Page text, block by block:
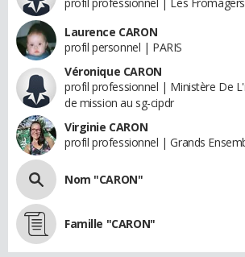
Laurence CARON
profil personnel | PARIS
Véronique CARON
profil professionnel | Ministère De
de mission au sg-cipdr
Virginie CARON
profil professionnel | Grands
Nom "CARON"
Famille "CARON"